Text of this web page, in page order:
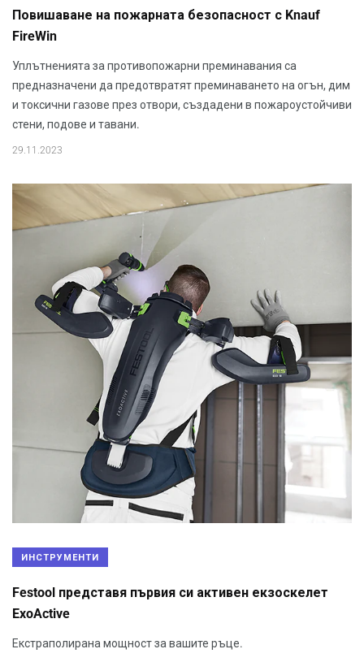
Повишаване на пожарната безопасност с Knauf
FireWin
Уплътненията за противопожарни преминавания са
предназначени да предотвратят преминаването на огън, дим
и токсични газове през отвори, създадени в пожароустойчиви
стени, подове и тавани.
29.11.2023
ИНСТРУМЕНТИ
Festool представя първия си активен екзоскелет
ExoActive
Екстраполирана мощност за вашите ръце.